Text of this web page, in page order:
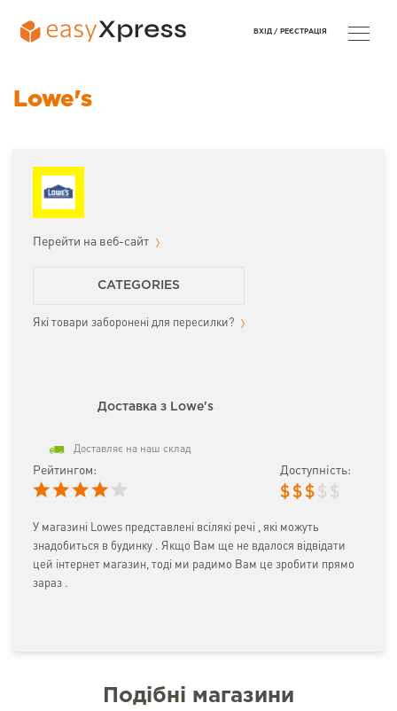
Lowe's
Перейти на веб-сайт
CATEGORIES
Які товари заборонені для пересилки?
Доставка з Lowe's
Доставляє на наш склад
Рейтингом: Доступність:
$ $ $ $ $
У магазині Lowes представлені всілякі речі , які можуть
знадобиться в будинку . Якщо Вам ще не вдалося відвідати
цей інтернет магазин, тоді ми радимо Вам це зробити прямо
зараз .
Подібні магазини
ВХІД / РЕЄСТРАЦІЯ